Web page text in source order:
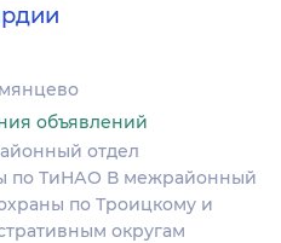
объявлений
отдел
по ТиНАО В межрайонный
по Троицкому и
округам